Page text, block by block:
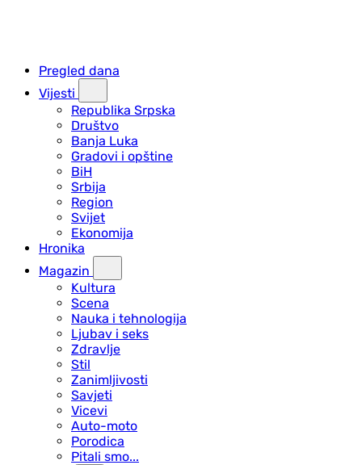
Pregled dana
Vijesti
Republika Srpska
Društvo
Banja Luka
Gradovi i opštine
BiH
Srbija
Region
Svijet
Ekonomija
Hronika
Magazin
Kultura
Scena
Nauka i tehnologija
Ljubav i seks
Zdravlje
Stil
Zanimljivosti
Savjeti
Vicevi
Auto-moto
Porodica
Pitali smo...